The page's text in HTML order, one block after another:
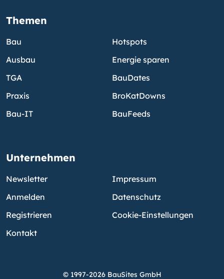
Themen
Bau
Ausbau
TGA
Praxis
Bau-IT
Hotspots
Energie sparen
BauDates
BroKatDowns
BauFeeds
Unternehmen
Newsletter
Anmelden
Registrieren
Kontakt
Impressum
Datenschutz
Cookie-Einstellungen
© 1997-2026 BauSites GmbH